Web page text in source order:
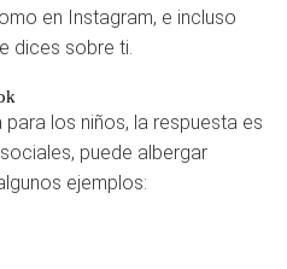
en Instagram, e incluso
dices sobre ti.
los niños, la respuesta es
puede albergar
ejemplos: